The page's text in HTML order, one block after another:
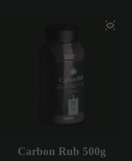
Carbon Rub 500g